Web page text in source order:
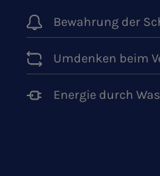
Bewahrung der
Umdenken beim
Energie durch